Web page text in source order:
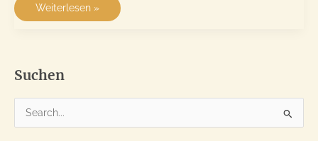
Alles
Weiterlesen »
Suchen
u